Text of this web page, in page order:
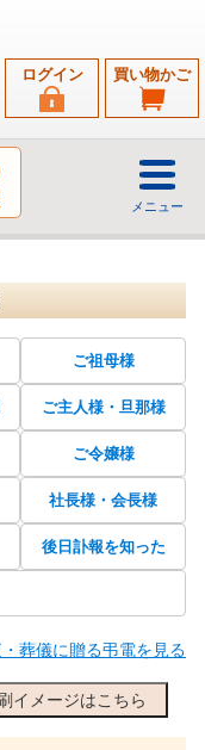
買い物かご
ログイン
メニュー
ご祖母様
ご主人様・旦那様
ご令嬢様
社長様・会長様
後日訃報を知った
葬儀に贈る弔電を見る
イメージはこちら